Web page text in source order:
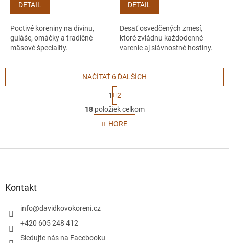
DETAIL
Poctivé koreniny na divinu,
guláše, omáčky a tradičné
mäsové špeciality.
DETAIL
Desať osvedčených zmesí,
ktoré zvládnu každodenné
varenie aj slávnostné hostiny.
O
v
l
á
NAČÍTAŤ 6 ĎALŠÍCH
t
r
á
n
k
v
1
2
18položiek celkom
HORE
Kontakt
info@davidkovokoreni.cz
+420 605 248 412
Sledujte nás na Facebooku